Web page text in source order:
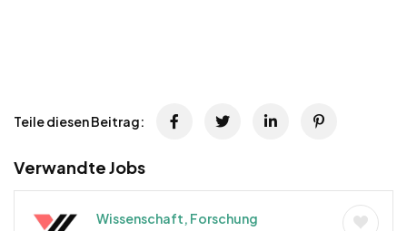
Teile diesen Beitrag:
Verwandte Jobs
Wissenschaft, Forschung